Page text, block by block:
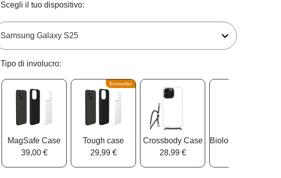
Scegli il tuo dispositivo:
Tipo di involucro:
MagSafe Case
39,00 €
Bestseller
Tough case
29,99 €
Crossbody Case
28,99 €
Biologisch